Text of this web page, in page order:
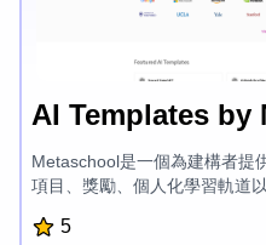
AI Templates by
Metaschool是一個為建構者提
項目、獎勵、個人化學習軌道
注於讓建構變得有趣簡單,賦能
5